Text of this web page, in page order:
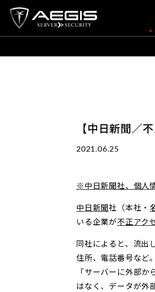
【中日新聞／
2021.06.25
※中日新聞社、個人
中日新聞社（本社・
いる企業が不正アク
同社によると、流出
住所、電話番号など
「サーバーに外部か
はなく、データが外